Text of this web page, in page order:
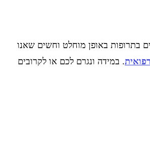
בתרופות באופן מוחלט וחשים שאנו
. במידה ונגרם לכם או לקרובים